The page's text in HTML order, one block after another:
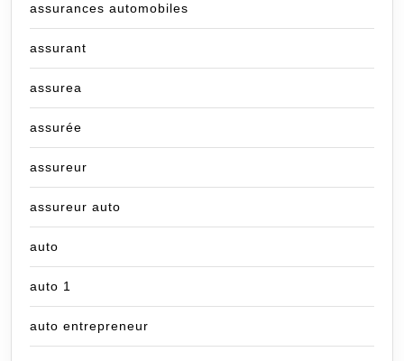
assurances automobiles
assurant
assurea
assurée
assureur
assureur auto
auto
auto 1
auto entrepreneur